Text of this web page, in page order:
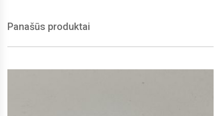
Panašūs produktai